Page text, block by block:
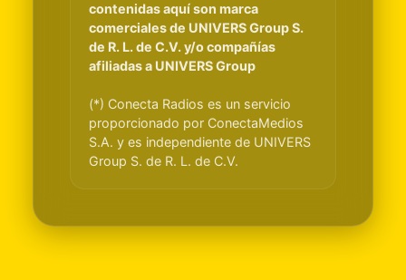
contenidas aquí son marca
comerciales de UNIVERS Group S.
de R. L. de C.V. y/o compañías
afiliadas a UNIVERS Group
(*) Conecta Radios es un servicio
proporcionado por ConectaMedios
S.A. y es independiente de UNIVERS
Group S. de R. L. de C.V.